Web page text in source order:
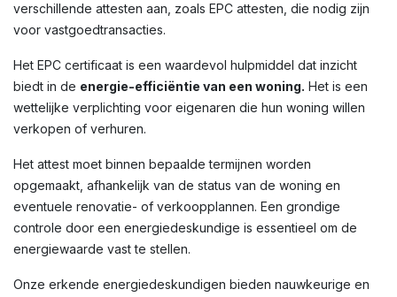
verschillende attesten aan, zoals EPC attesten, die nodig zijn
voor vastgoedtransacties.
Het EPC certificaat is een waardevol hulpmiddel dat inzicht
biedt in de energie-efficiëntie van een woning. Het is een
wettelijke verplichting voor eigenaren die hun woning willen
verkopen of verhuren.
Het attest moet binnen bepaalde termijnen worden
opgemaakt, afhankelijk van de status van de woning en
eventuele renovatie- of verkoopplannen. Een grondige
controle door een energiedeskundige is essentieel om de
energiewaarde vast te stellen.
Onze erkende energiedeskundigen bieden nauwkeurige en